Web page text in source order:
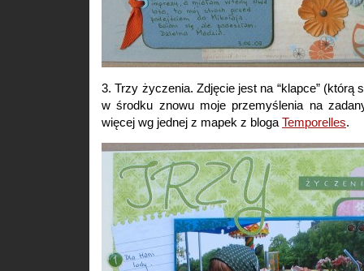
3. Trzy życzenia. Zdjęcie jest na “klapce” (którą
w środku znowu moje przemyślenia na
więcej wg jednej z mapek z bloga Temporelles.